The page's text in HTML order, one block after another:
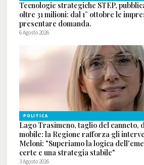
Tecnologie strategiche STEP,
oltre 31 milioni: dal 1° ottobre le
presentare domanda.
6 Agosto 2026
POLITICA
Lago Trasimeno, taglio del canneto,
mobile: la Regione rafforza gli
Meloni: "Superiamo la logica
certe e una strategia stabile"
3 Agosto 2026